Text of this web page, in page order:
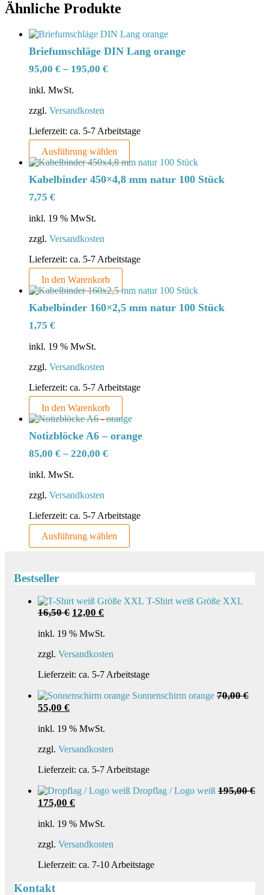
Ähnliche Produkte
Briefumschläge DIN Lang orange
95,00 € – 195,00 €
inkl. MwSt.
zzgl. Versandkosten
Lieferzeit: ca. 5-7 Arbeitstage
Ausführung wählen
Produkt
mehrere
der
werden
Kabelbinder 450×4,8 mm natur 100 Stück
7,75 €
inkl. 19 % MwSt.
zzgl. Versandkosten
Lieferzeit: ca. 5-7 Arbeitstage
In den Warenkorb
Kabelbinder 160×2,5 mm natur 100 Stück
1,75 €
inkl. 19 % MwSt.
zzgl. Versandkosten
Lieferzeit: ca. 5-7 Arbeitstage
In den Warenkorb
Notizblöcke A6 – orange
85,00 € – 220,00 €
inkl. MwSt.
zzgl. Versandkosten
Lieferzeit: ca. 5-7 Arbeitstage
Ausführung wählen
Produkt
Die
werden
Bestseller
T-Shirt weiß Größe XXL
16,50€ Ursprünglicher
war:
12,00 €Aktueller
inkl. 19 % MwSt.
zzgl. Versandkosten
Lieferzeit: ca. 5-7 Arbeitstage
Sonnenschirm orange 70,00€
Ursprünglicher
war:
55,00 €Aktueller
ist:
inkl. 19 % MwSt.
zzgl. Versandkosten
Lieferzeit: ca. 5-7 Arbeitstage
Dropflag / Logo weiß 195,00€
Ursprünglicher
war:
175,00 €Aktueller
ist:
inkl. 19 % MwSt.
zzgl. Versandkosten
Lieferzeit: ca. 7-10 Arbeitstage
Kontakt